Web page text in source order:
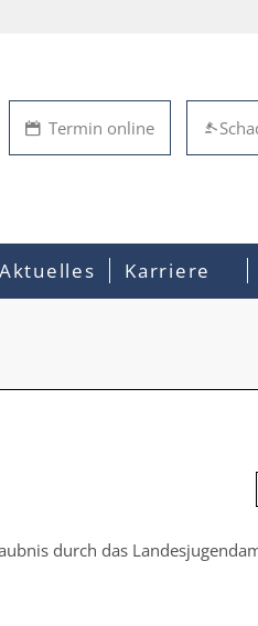
Termin online
Aktuelles Karriere
durch das